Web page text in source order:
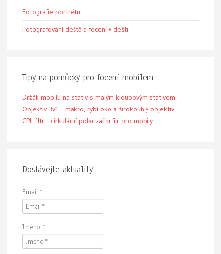
Fotografie portrétu
Fotografování deště a focení v dešti
Tipy na pomůcky pro focení mobilem
Držák mobilu na stativ s malým kloubovým stativem
Objektiv 3v1 - makro, rybí oko a širokoúhlý objektiv
CPL filtr - cirkulární polarizační filr pro mobily
Dostávejte aktuality
Email *
Jméno *